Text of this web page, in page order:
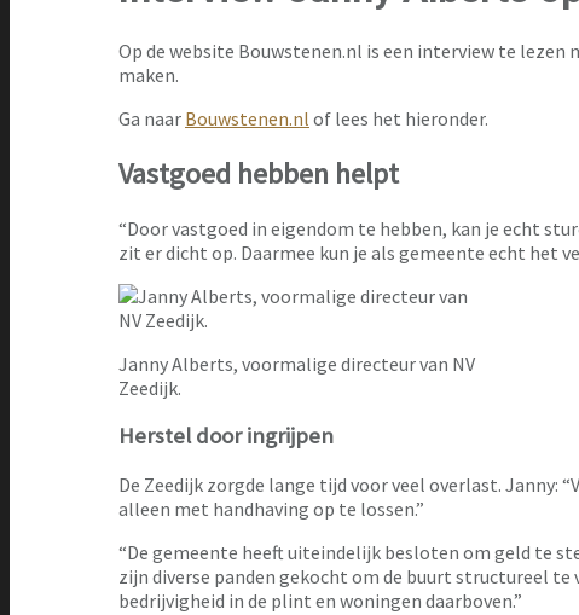
Op de website Bouwstenen.nl is een interview te
maken.
Ga naar Bouwstenen.nl of lees het hieronder.
Vastgoed hebben helpt
“Door vastgoed in eigendom te hebben, kan je echt
zit er dicht op. Daarmee kun je als gemeente echt het
Janny Alberts, voormalige directeur van NV
Zeedijk.
Herstel door ingrijpen
De Zeedijk zorgde lange tijd voor veel overlast. Janny:
alleen met handhaving op te lossen.”
“De gemeente heeft uiteindelijk besloten om geld te
zijn diverse panden gekocht om de buurt structureel
bedrijvigheid in de plint en woningen daarboven.”